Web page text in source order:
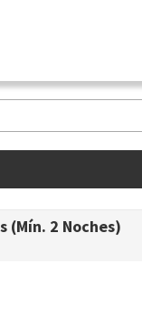
(Mín. 2 Noches)